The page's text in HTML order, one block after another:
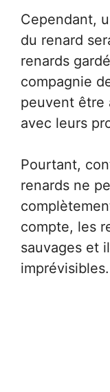
Cependant,
du renard
renards
compagnie
peuvent être
avec leurs
Pourtant,
renards ne
compte, les
sauvages et
imprévisibles.